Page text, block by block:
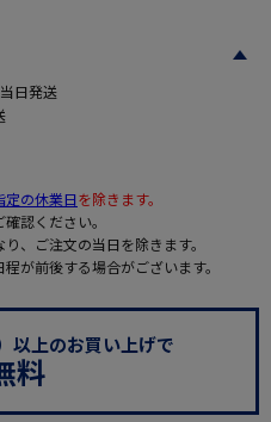
日発送
定の休業日を除きます。
確認ください。
、ご注文の当日を除きます。
が前後する場合がございます。
以上のお買い上げで
料